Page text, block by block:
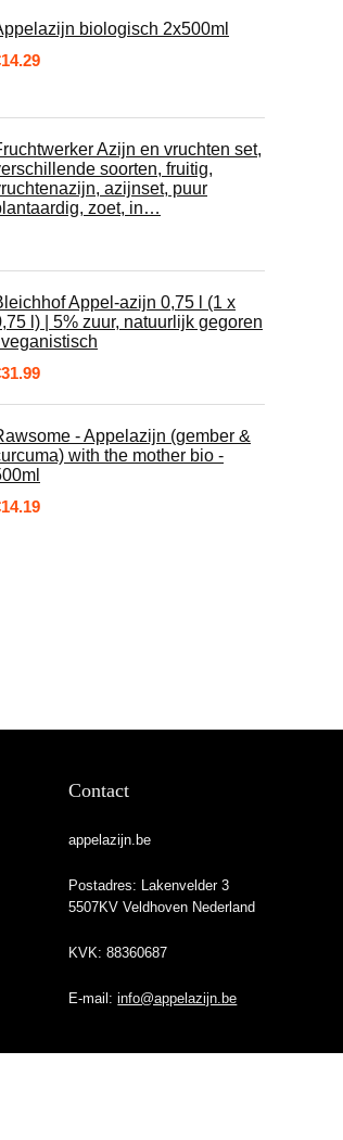
biologisch 2x500ml
14.29
Azijn en vruchten set,
soorten, fruitig,
azijnset, puur
zoet, in…
Appel-azijn 0,75 l (1 x
l) | 5% zuur, natuurlijk gegoren
| veganistisch
31.99
- Appelazijn (gember &
with the mother bio -
14.19
Contact
appelazijn.be
Postadres: Lakenvelder 3
5507KV Veldhoven Nederland
KVK: 88360687
E-mail:info@appelazijn.be